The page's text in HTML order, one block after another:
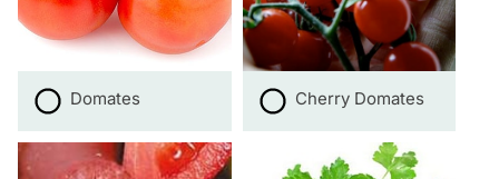
Domates Cherry Domates